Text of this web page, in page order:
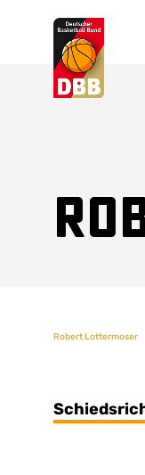
Suchvorschläge
Robert Lottermoser